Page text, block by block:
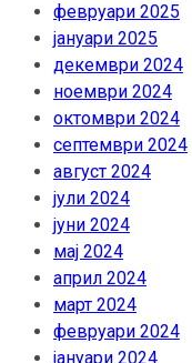
февруари 2025
јануари 2025
декември 2024
ноември 2024
октомври 2024
септември 2024
август 2024
јули 2024
јуни 2024
мај 2024
април 2024
март 2024
февруари 2024
јануари 2024